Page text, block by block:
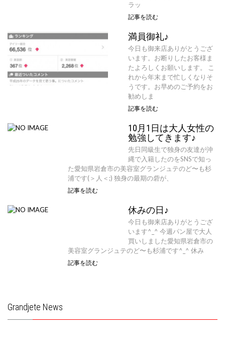
ラッ
記事を読む
満員御礼♪
今日も御来店ありがとうござ
います。お断りしたお客様ま
たよろしくお願いします。 こ
れから年末まで忙しくなりそ
うです。お早めのご予約をお
勧めしま
記事を読む
10月1日は大人女性の
勉強してきます♪
先日同級生で独身の友達が沖
縄で入籍したのをSNSで知っ
た愛知県岩倉市の美容室グランジュテのど〜も杉
浦です(＞人＜;) 独身の最期の砦が、
記事を読む
休みの日♪
今日も御来店ありがとうござ
います^_^ 今週パン屋で大人
買いしました愛知県岩倉市の
美容室グランジュテのど〜も杉浦です^_^ 休み
記事を読む
Grandjete News